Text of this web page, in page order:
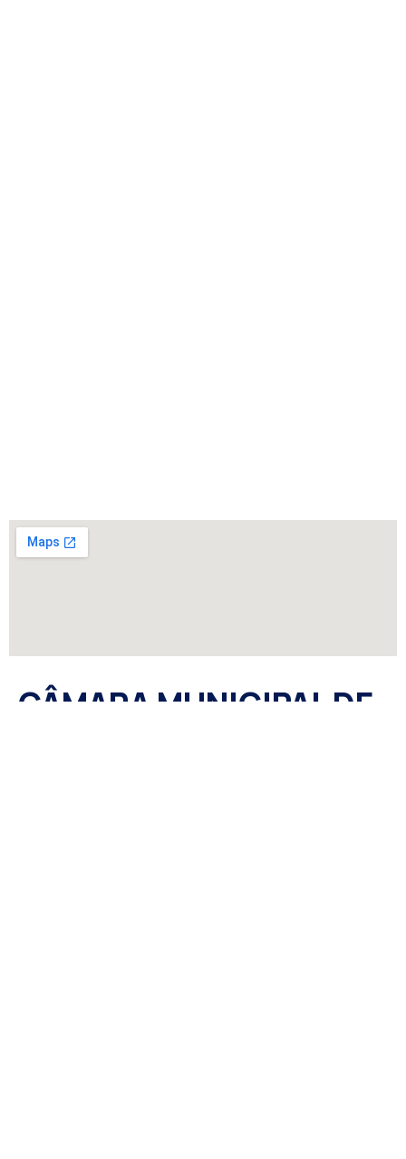
CÂMARA MUNICIPAL DE